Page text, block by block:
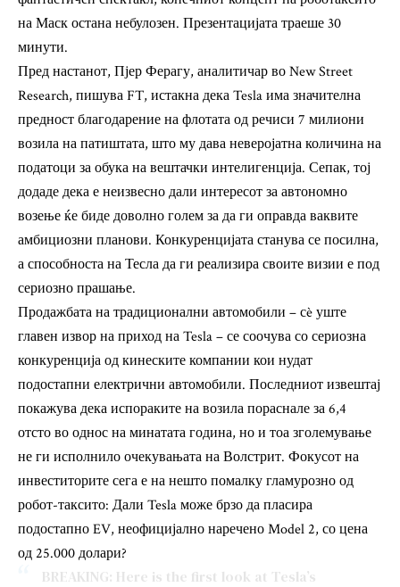
на Маск остана небулозен. Презентацијата траеше 30
минути.
Пред настанот, Пјер Ферагу, аналитичар во New Street
Research, пишува FT, истакна дека Tesla има значителна
предност благодарение на флотата од речиси 7 милиони
возила на патиштата, што му дава неверојатна количина на
податоци за обука на вештачки интелигенција. Сепак, тој
додаде дека е неизвесно дали интересот за автономно
возење ќе биде доволно голем за да ги оправда ваквите
амбициозни планови. Конкуренцијата станува се посилна,
а способноста на Тесла да ги реализира своите визии е под
сериозно прашање.
Продажбата на традиционални автомобили – сè уште
главен извор на приход на Tesla – се соочува со сериозна
конкуренција од кинеските компании кои нудат
подостапни електрични автомобили. Последниот извештај
покажува дека испораките на возила пораснале за 6,4
отсто во однос на минатата година, но и тоа зголемување
не ги исполнило очекувањата на Волстрит. Фокусот на
инвеститорите сега е на нешто помалку гламурозно од
робот-таксито: Дали Tesla може брзо да пласира
подостапно EV, неофицијално наречено Model 2, со цена
од 25.000 долари?
BREAKING: Here is the first look at Tesla’s